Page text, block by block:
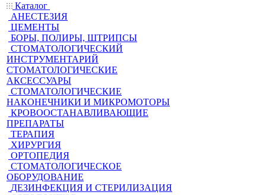
Каталог
АНЕСТЕЗИЯ
ЦЕМЕНТЫ
БОРЫ, ПОЛИРЫ, ШТРИПСЫ
СТОМАТОЛОГИЧЕСКИЙ
ИНСТРУМЕНТАРИЙ
СТОМАТОЛОГИЧЕСКИЕ
АКСЕССУАРЫ
СТОМАТОЛОГИЧЕСКИЕ
НАКОНЕЧНИКИ И МИКРОМОТОРЫ
КРОВООСТАНАВЛИВАЮЩИЕ
ПРЕПАРАТЫ
ТЕРАПИЯ
ХИРУРГИЯ
ОРТОПЕДИЯ
СТОМАТОЛОГИЧЕСКОЕ
ОБОРУДОВАНИЕ
ДЕЗИНФЕКЦИЯ И СТЕРИЛИЗАЦИЯ